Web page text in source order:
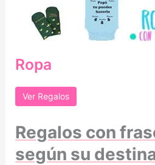
Ropa
Ver Regalos
Regalos con
según su